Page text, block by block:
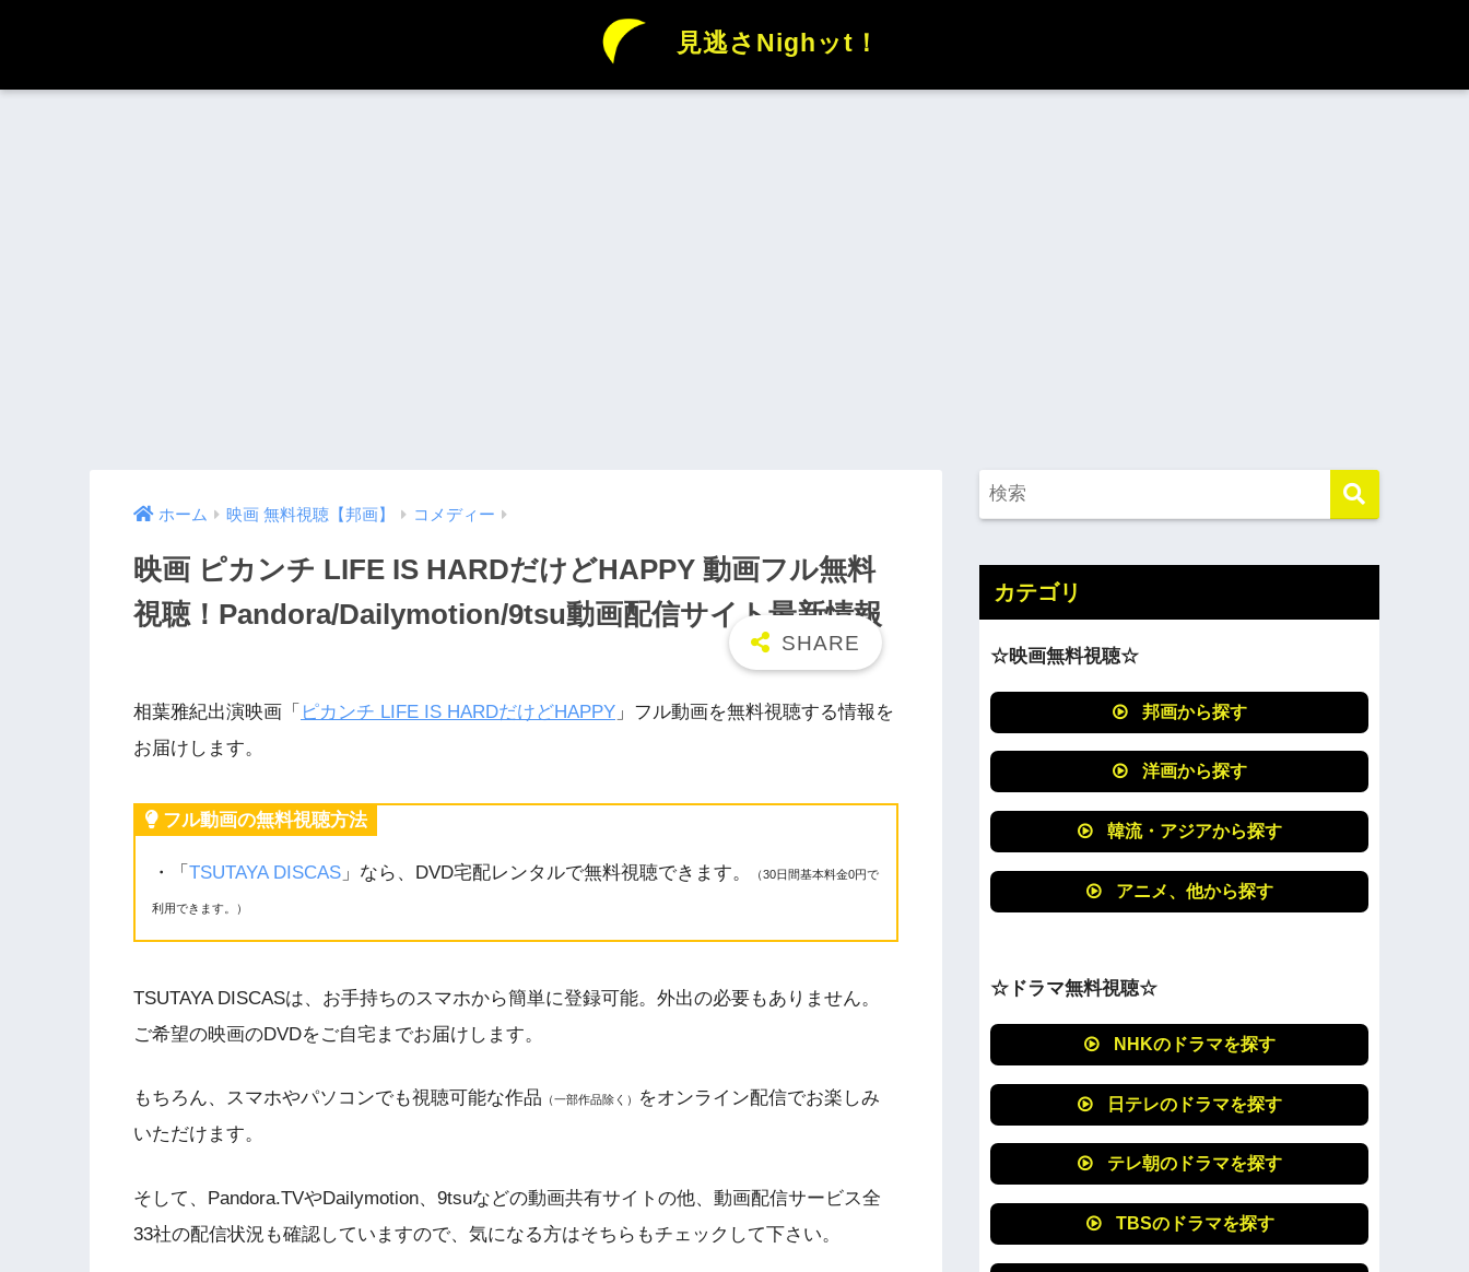
見逃さNighッt！
ホーム 映画 無料視聴【邦画】 コメディー
映画 ピカンチ LIFE IS HARDだけどHAPPY 動画フル無料
視聴！Pandora/Dailymotion/9tsu動画配信サイト最新情報
相葉雅紀出演映画「 ピカンチ LIFE IS HARDだけどHAPPY 」フル動画を無料視聴する情報を
お届けします。
フル動画の無料視聴方法
・「 TSUTAYA DISCAS 」なら、DVD宅配レンタルで無料視聴できます。 （30日間基本料金0円で
利用できます。）
TSUTAYA DISCASは、お手持ちのスマホから簡単に登録可能。外出の必要もありません。
ご希望の映画のDVDをご自宅までお届けします。
もちろん、スマホやパソコンでも視聴可能な作品 （一部作品除く）
をオンライン配信でお楽しみ
いただけます。
そして、Pandora.TVやDailymotion、9tsuなどの動画共有サイトの他、動画配信サービス全
33社の配信状況も確認していますので、気になる方はそちらもチェックして下さい。
カテゴリ
☆映画無料視聴☆
邦画から探す
洋画から探す
韓流・アジアから探す
アニメ、他から探す
☆ドラマ無料視聴☆
NHKのドラマを探す
日テレのドラマを探す
テレ朝のドラマを探す
TBSのドラマを探す